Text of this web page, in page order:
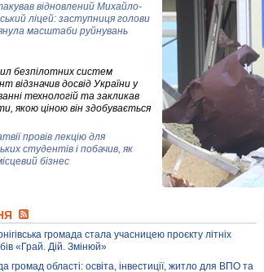
відновлений Михайло-
ліцей: заступниця голови
масштаби руйнувань
безпілотних систем
відзначив досвід України у
технологій та закликав
якою ціною він здобувається
провів лекцію для
студентів і побачив, як
бізнес
війну, емоції та тварин
Efes Україна підтримала
громада стала учасницею проєкту літніх
«Грай. Дій. Змінюй»
громад області: освіта, інвестиції, житло для ВПО та